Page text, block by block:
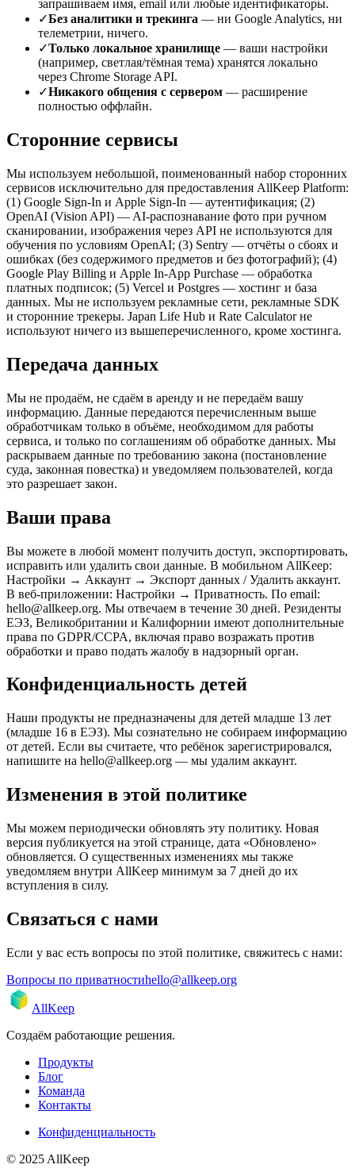
запрашиваем имя, email или любые идентификаторы.
✓Без аналитики и трекинга — ни Google Analytics, ни
телеметрии, ничего.
✓Только локальное хранилище — ваши настройки
(например, светлая/тёмная тема) хранятся локально
через Chrome Storage API.
✓Никакого общения с сервером — расширение
полностью оффлайн.
Сторонние сервисы
Мы используем небольшой, поименованный набор сторонних
сервисов исключительно для предоставления AllKeep Platform:
(1) Google Sign-In и Apple Sign-In — аутентификация; (2)
OpenAI (Vision API) — AI-распознавание фото при ручном
сканировании, изображения через API не используются для
обучения по условиям OpenAI; (3) Sentry — отчёты о сбоях и
ошибках (без содержимого предметов и без фотографий); (4)
Google Play Billing и Apple In-App Purchase — обработка
платных подписок; (5) Vercel и Postgres — хостинг и база
данных. Мы не используем рекламные сети, рекламные SDK
и сторонние трекеры. Japan Life Hub и Rate Calculator не
используют ничего из вышеперечисленного, кроме хостинга.
Передача данных
Мы не продаём, не сдаём в аренду и не передаём вашу
информацию. Данные передаются перечисленным выше
обработчикам только в объёме, необходимом для работы
сервиса, и только по соглашениям об обработке данных. Мы
раскрываем данные по требованию закона (постановление
суда, законная повестка) и уведомляем пользователей, когда
это разрешает закон.
Ваши права
Вы можете в любой момент получить доступ, экспортировать,
исправить или удалить свои данные. В мобильном AllKeep:
Настройки → Аккаунт → Экспорт данных / Удалить аккаунт.
В веб-приложении: Настройки → Приватность. По email:
hello@allkeep.org. Мы отвечаем в течение 30 дней. Резиденты
ЕЭЗ, Великобритании и Калифорнии имеют дополнительные
права по GDPR/CCPA, включая право возражать против
обработки и право подать жалобу в надзорный орган.
Конфиденциальность детей
Наши продукты не предназначены для детей младше 13 лет
(младше 16 в ЕЭЗ). Мы сознательно не собираем информацию
от детей. Если вы считаете, что ребёнок зарегистрировался,
напишите на hello@allkeep.org — мы удалим аккаунт.
Изменения в этой политике
Мы можем периодически обновлять эту политику. Новая
версия публикуется на этой странице, дата «Обновлено»
обновляется. О существенных изменениях мы также
уведомляем внутри AllKeep минимум за 7 дней до их
вступления в силу.
Связаться с нами
Если у вас есть вопросы по этой политике, свяжитесь с нами:
Вопросы по приватностиhello@allkeep.org
AllKeep
Создаём работающие решения.
Продукты
Блог
Команда
Контакты
Конфиденциальность
© 2025 AllKeep